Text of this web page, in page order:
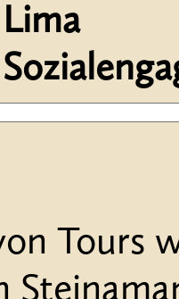
Lima
Tours